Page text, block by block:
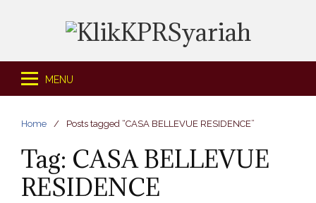
p
o
MENU
Home Posts tagged “CASA BELLEVUE RESIDENCE”
Tag: CASA BELLEVUE
RESIDENCE